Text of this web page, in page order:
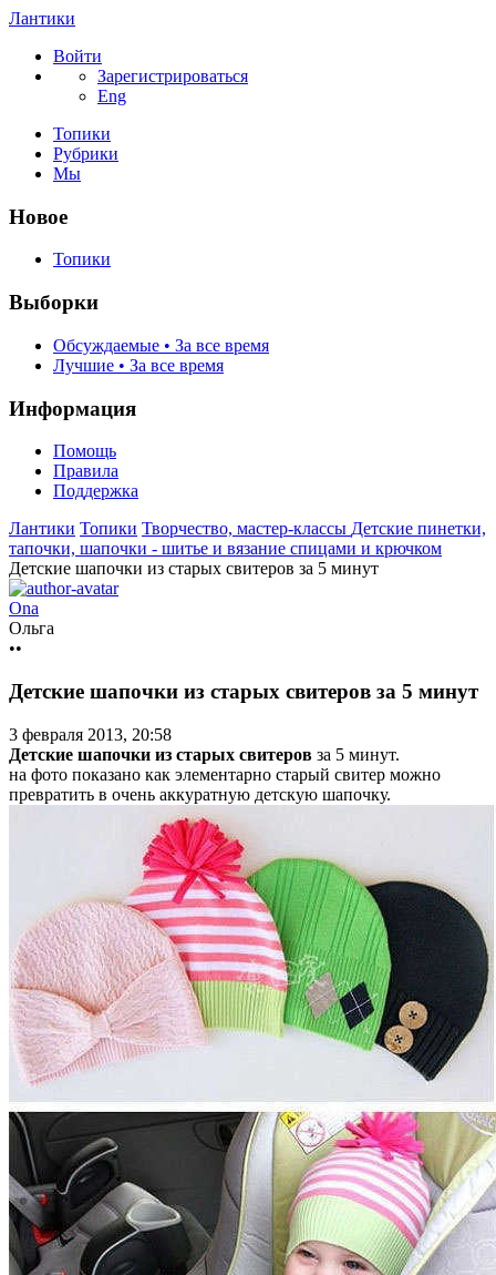
Лантики
Войти
Зарегистрироваться
Eng
Топики
Рубрики
Мы
Новое
Топики
Выборки
Обсуждаемые • За все время
Лучшие • За все время
Информация
Помощь
Правила
Поддержка
Лантики Топики Творчество, мастер-классы Детские пинетки,
тапочки, шапочки - шитье и вязание спицами и крючком
Детские шапочки из старых свитеров за 5 минут
Ona
Ольга
••
Детские шапочки из старых свитеров за 5 минут
3 февраля 2013, 20:58
Детские шапочки из старых свитеров за 5 минут.
на фото показано как элементарно старый свитер можно
превратить в очень аккуратную детскую шапочку.